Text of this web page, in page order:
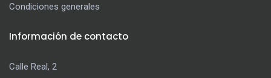
Condiciones generales
Información de contacto
Calle Real, 2